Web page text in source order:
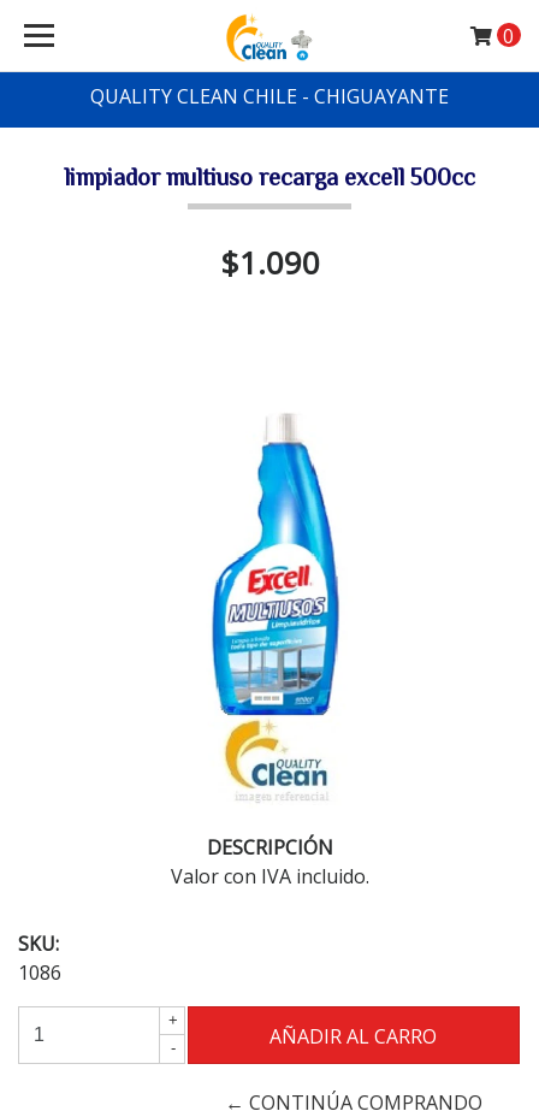
QUALITY CLEAN CHILE - CHIGUAYANTE
0
limpiador multiuso recarga excell 500cc
$1.090
DESCRIPCIÓN
Valor con IVA incluido.
SKU:
1086
+
-
← CONTINÚA COMPRANDO